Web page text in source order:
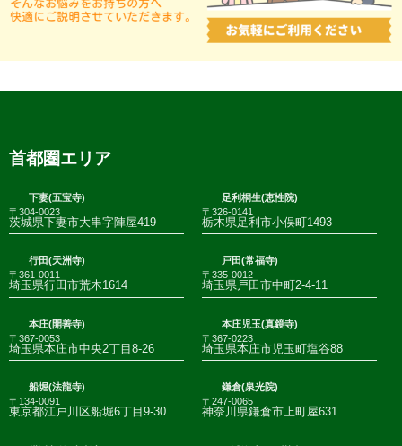
首都圏エリア
下妻(五宝寺)
〒304-0023
茨城県下妻市大串字陣屋419
足利桐生(恵性院)
〒326-0141
栃木県足利市小俣町1493
行田(天洲寺)
〒361-0011
埼玉県行田市荒木1614
戸田(常福寺)
〒335-0012
埼玉県戸田市中町2-4-11
本庄(開善寺)
〒367-0053
埼玉県本庄市中央2丁目8-26
本庄児玉(真鏡寺)
〒367-0223
埼玉県本庄市児玉町塩谷88
船堀(法龍寺)
〒134-0091
東京都江戸川区船堀6丁目9-30
鎌倉(泉光院)
〒247-0065
神奈川県鎌倉市上町屋631